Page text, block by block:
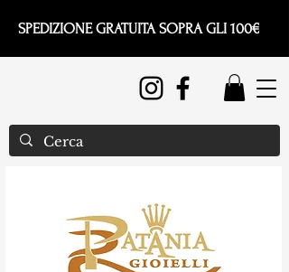
SPEDIZIONE GRATUITA SOPRA GLI 100€